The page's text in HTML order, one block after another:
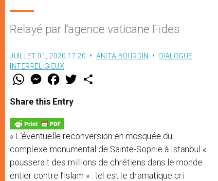
Relayé par l’agence vaticane Fides
JUILLET 01, 2020 17:20 ANITA BOURDIN
DIALOGUE
INTERRELIGIEUX
W
t
s
p
p
M
e
s
e
g
e
r
F
a
e
b
o
k
w
Share this Entry
« L’éventuelle reconversion en mosquée du
complexe monumental de Sainte-Sophie à Istanbul «
pousserait des millions de chrétiens dans le monde
entier contre l’islam » : tel est le dramatique cri